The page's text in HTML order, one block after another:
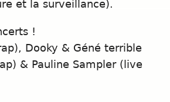
et la surveillance).
!
Dooky & Géné terrible
& Pauline Sampler (live